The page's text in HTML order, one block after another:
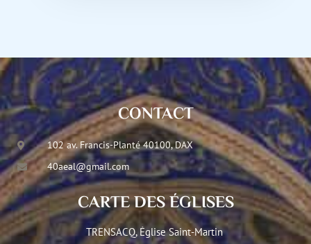
CONTACT
102 av. Francis-Planté 40100, DAX
40aeal@gmail.com
CARTE DES ÉGLISES
TRENSACQ, Église Saint-Martin